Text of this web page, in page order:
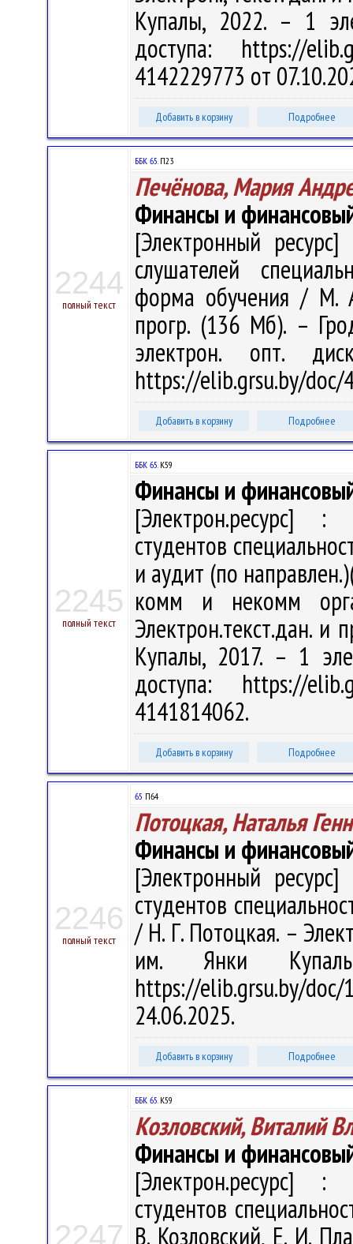
Купалы, 2022. – 1
доступа: https://
4142229773 от
Добавить в корзину Подробнее
2244
полный текст
ББК 65.П23
Печёнова, Мария
Финансы и
[Электронный
слушателей
форма обучения / М.
прогр. (136 Мб). –
электрон. опт.
https://elib.grsu.by/doc/
Добавить в корзину Подробнее
2245
полный текст
ББК 65.К59
Финансы и
[Электрон.ресурс] :
студентов
и аудит (по
комм и некомм
Электрон.текст.дан. и
Купалы, 2017. – 1
доступа: https://
4141814062.
Добавить в корзину Подробнее
2246
полный текст
65 П64
Потоцкая, Наталья
Финансы и
[Электронный
студентов
/ Н. Г. Потоцкая. –
им. Янки
https://elib.grsu.by/
24.06.2025.
Добавить в корзину Подробнее
2247
ББК 65.К59
Козловский, Виталий
Финансы и
[Электрон.ресурс] :
студентов
В. Козловский, Е. И.